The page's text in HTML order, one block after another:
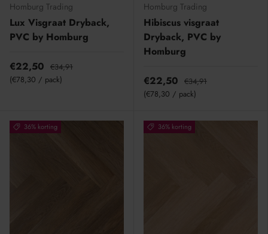
Homburg Trading
Lux Visgraat Dryback,
PVC by Homburg
€22,50 €34,91
Eenheid prijs
€78,30 / pack
Homburg Trading
Hibiscus visgraat
Dryback, PVC by
Homburg
€22,50 €34,91
Eenheid prijs
€78,30 / pack
36% korting 36% korting